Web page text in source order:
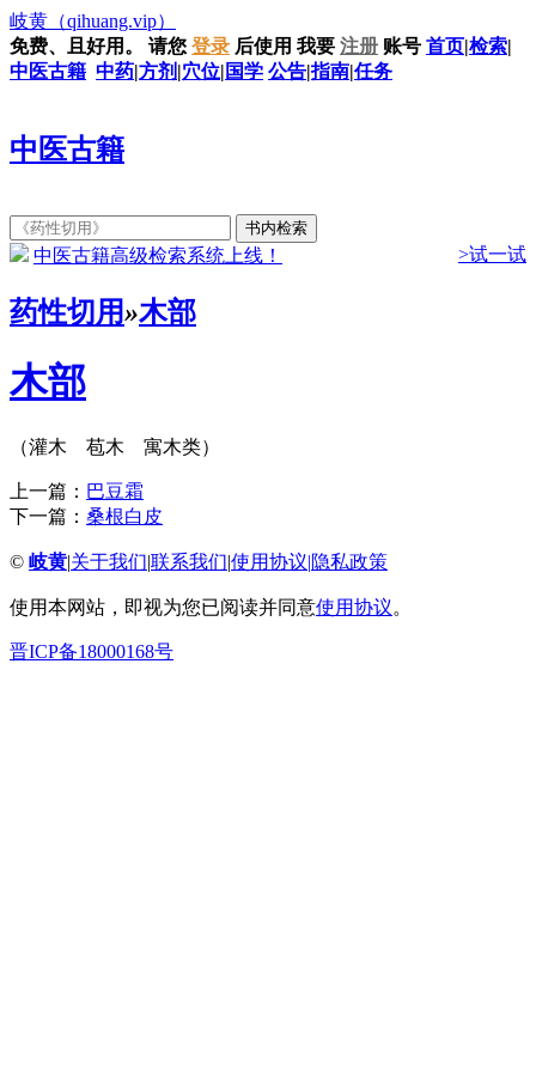
岐黄 （qihuang.vip）
免费、且好用。
请您 登录 后使用 我要 注册 账号 首页|检索|
中医古籍 中药|方剂 |穴位| 国学 公告|指南|任务
中医古籍
中医古籍高级检索系统上线！ >试一试
药性切用»木部
木部
（灌木 苞木 寓木类）
上一篇： 巴豆霜
下一篇： 桑根白皮
© 岐黄|关于我们|联系我们|使用协议|隐私政策
使用本网站，即视为您已阅读并同意使用协议。
晋ICP备18000168号